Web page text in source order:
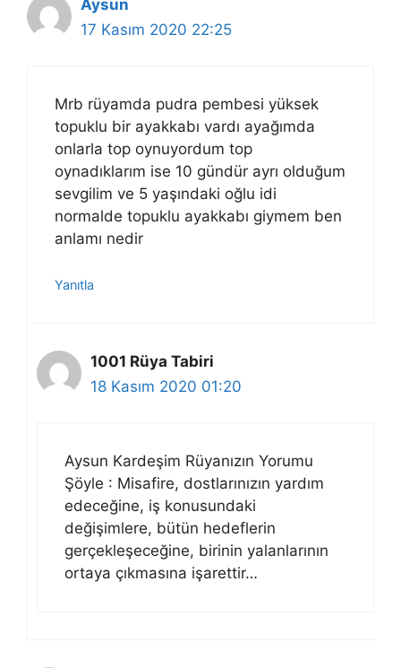
Aysun
17 Kasım 2020 22:25
Mrb rüyamda pudra pembesi yüksek
topuklu bir ayakkabı vardı ayağımda
onlarla top oynuyordum top
oynadıklarım ise 10 gündür ayrı olduğum
sevgilim ve 5 yaşındaki oğlu idi
normalde topuklu ayakkabı giymem ben
anlamı nedir
Yanıtla
1001 Rüya Tabiri
18 Kasım 2020 01:20
Aysun Kardeşim Rüyanızın Yorumu
Şöyle : Misafire, dostlarınızın yardım
edeceğine, iş konusundaki
değişimlere, bütün hedeflerin
gerçekleşeceğine, birinin yalanlarının
ortaya çıkmasına işarettir…